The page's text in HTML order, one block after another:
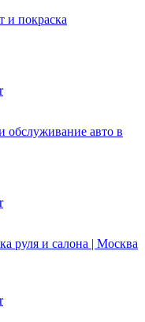
и покраска
авто в
руля и салона | Москва